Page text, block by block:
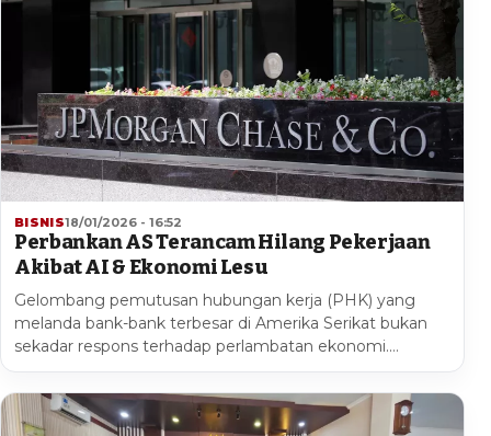
BISNIS18/01/2026 - 16:52
Perbankan AS Terancam Hilang Pekerjaan
Akibat AI & Ekonomi Lesu
Gelombang pemutusan hubungan kerja (PHK) yang
melanda bank-bank terbesar di Amerika Serikat bukan
sekadar respons terhadap perlambatan ekonomi.…